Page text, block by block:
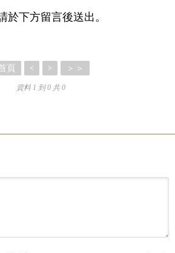
於下方留言後送出。
頁 < > ＞＞
資料 1 到 0 共 0